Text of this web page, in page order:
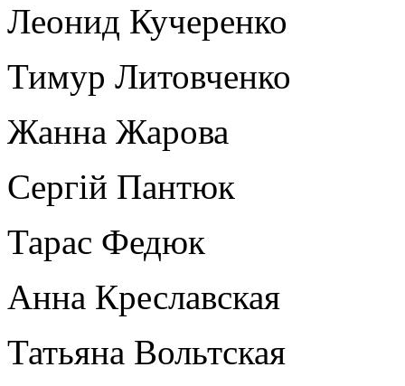
Леонид Кучеренко
Тимур Литовченко
Жанна Жарова
Сергій Пантюк
Тарас Федюк
Анна Креславская
Татьяна Вольтская